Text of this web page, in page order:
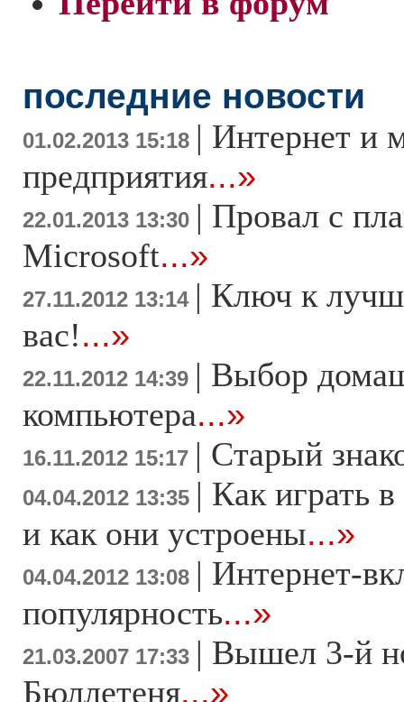
последние новости
01.02.2013 15:18 | Интернет и
предприятия...»
22.01.2013 13:30 | Провал с
Microsoft...»
27.11.2012 13:14 | Ключ к
вас!...»
22.11.2012 14:39 | Выбор
компьютера...»
16.11.2012 15:17 | Старый
04.04.2012 13:35 | Как играть
и как они устроены...»
04.04.2012 13:08 | Интернет-
популярность...»
21.03.2007 17:33 | Вышел 3-й
Бюллетеня...»